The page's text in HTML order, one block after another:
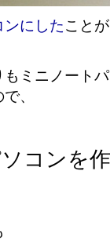
ンにしたこと
もミニノート
、
コンを